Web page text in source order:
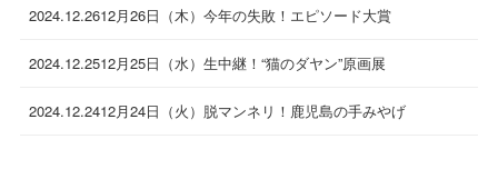
2024.12.2612月26日（木）今年の失敗！エピソード大賞
2024.12.2512月25日（水）生中継！“猫のダヤン”原画展
2024.12.2412月24日（火）脱マンネリ！鹿児島の手みやげ